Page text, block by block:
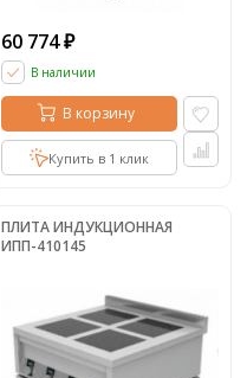
60 774 ₽
В наличии
В корзину
Купить в 1 клик
ПЛИТА ИНДУКЦИОННАЯ
ИПП-410145